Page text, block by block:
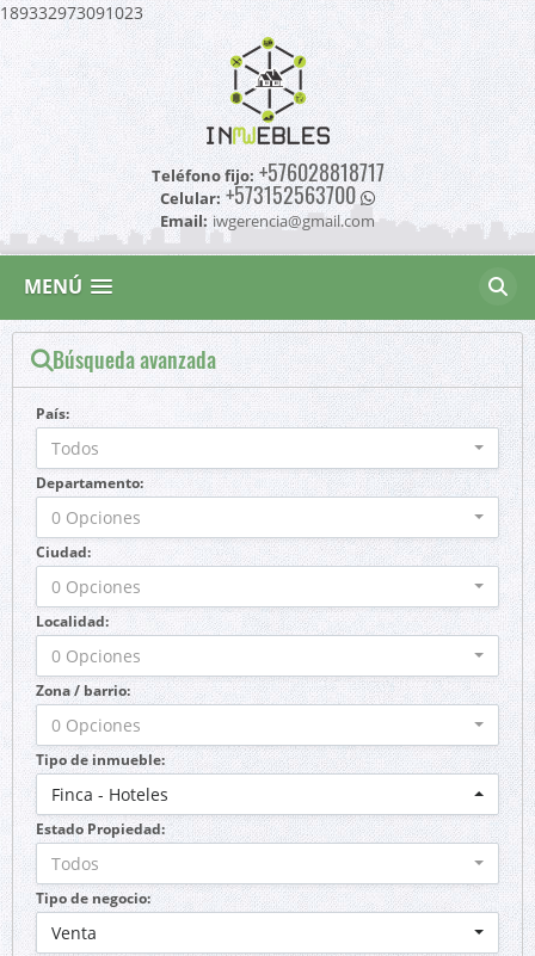
189332973091023
Teléfono fijo: +576028818717
Celular: +573152563700
Email: iwgerencia@gmail.com
MENÚ
Búsqueda avanzada
País:
Todos
Departamento:
0 Opciones
Ciudad:
0 Opciones
Localidad:
0 Opciones
Zona / barrio:
0 Opciones
Tipo de inmueble:
Finca - Hoteles
Estado Propiedad:
Todos
Tipo de negocio:
Venta